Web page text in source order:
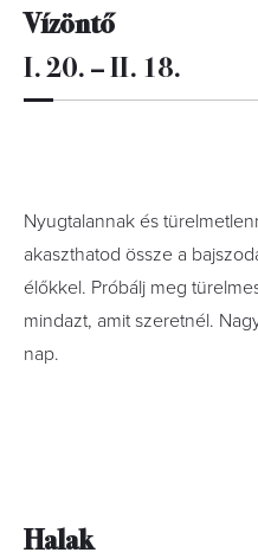
Vízöntő
I. 20. – II. 18.
Nyugtalannak és
akaszthatod össze a
élőkkel. Próbálj meg
mindazt, amit szeretnél.
nap.
Halak